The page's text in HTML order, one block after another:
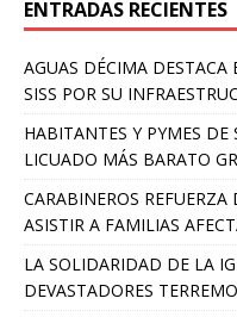
ENTRADAS RECIENTES
AGUAS DÉCIMA
SISS POR SU
HABITANTES Y PYMES DE
LICUADO MÁS BARATO
CARABINEROS REFUERZA
ASISTIR A FAMILIAS
LA SOLIDARIDAD DE LA
DEVASTADORES